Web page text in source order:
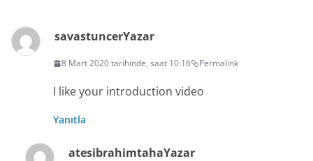
savastuncerYazar
8 Mart 2020 tarihinde, saat 10:16 Permalink
I like your introduction video
Yanıtla
atesibrahimtahaYazar